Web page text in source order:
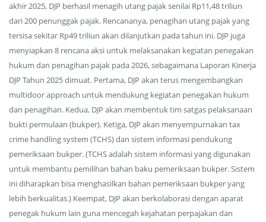
akhir 2025, DJP berhasil menagih utang pajak senilai Rp11,48 triliun
dari 200 penunggak pajak. Rencananya, penagihan utang pajak yang
tersisa sekitar Rp49 triliun akan dilanjutkan pada tahun ini. DJP juga
menyiapkan 8 rencana aksi untuk melaksanakan kegiatan penegakan
hukum dan penagihan pajak pada 2026, sebagaimana Laporan Kinerja
DJP Tahun 2025 dimuat. Pertama, DJP akan terus mengembangkan
multidoor approach untuk mendukung kegiatan penegakan hukum
dan penagihan. Kedua, DJP akan membentuk tim satgas pelaksanaan
bukti permulaan (bukper). Ketiga, DJP akan menyempurnakan tax
crime handling system (TCHS) dan sistem informasi pendukung
pemeriksaan bukper. (TCHS adalah sistem informasi yang digunakan
untuk membantu pemilihan bahan baku pemeriksaan bukper. Sistem
ini diharapkan bisa menghasilkan bahan pemeriksaan bukper yang
lebih berkualitas.) Keempat, DJP akan berkolaborasi dengan aparat
penegak hukum lain guna mencegah kejahatan perpajakan dan